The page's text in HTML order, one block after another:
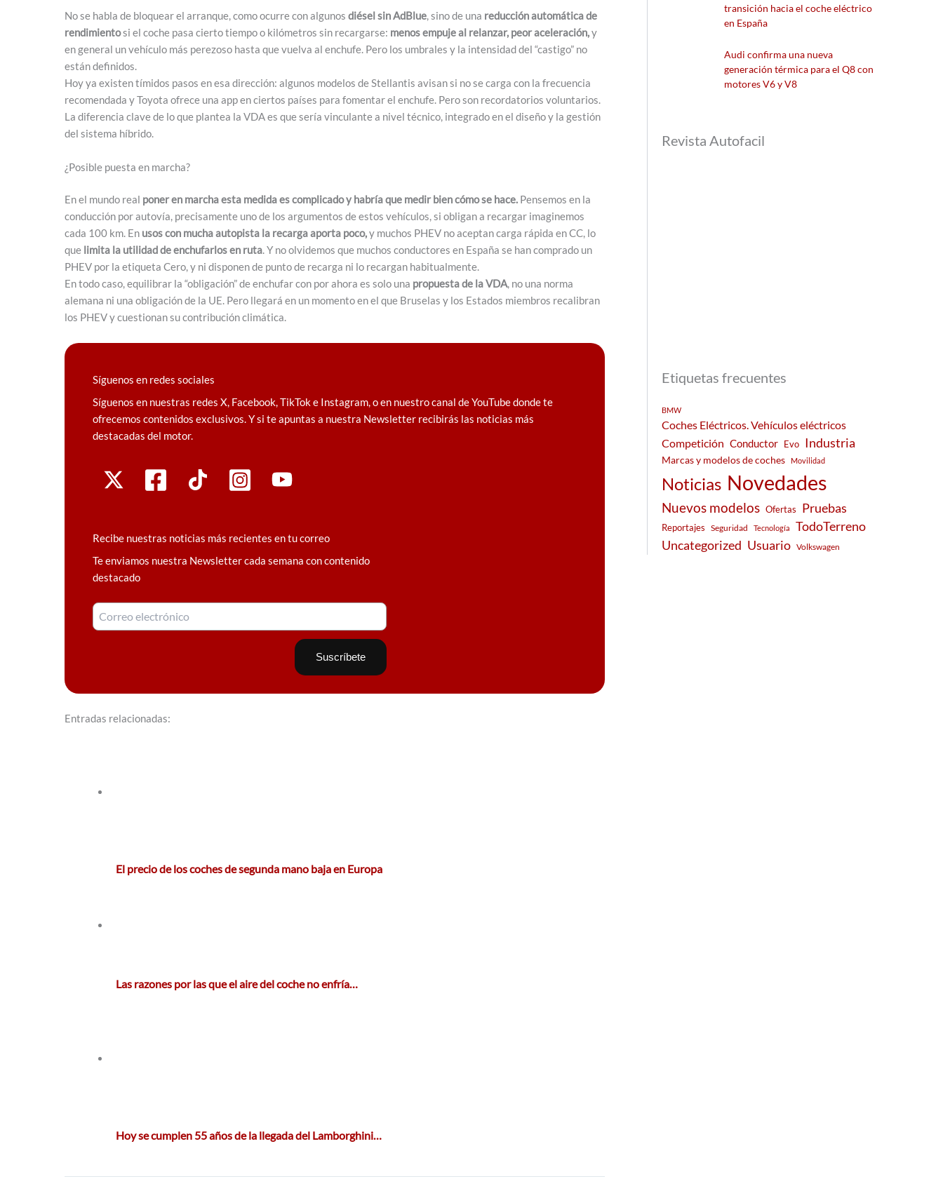
No se habla de bloquear el arranque, como ocurre con algunos diésel sin AdBlue, sino de una reducción automática de
rendimientosi el coche pasa cierto tiempo o kilómetros sin recargarse: menos empuje al relanzar, peor aceleración,y
en general un vehículo más perezoso hasta que vuelva al enchufe. Pero los umbrales y la intensidad del “castigo” no
están definidos.
Hoy ya existen tímidos pasos en esa dirección: algunos modelos de Stellantis avisan si no se carga con la frecuencia
recomendada y Toyota ofrece una app en ciertos países para fomentar el enchufe. Pero son recordatorios voluntarios.
La diferencia clave de lo que plantea la VDA es que sería vinculante a nivel técnico, integrado en el diseño y la gestión
del sistema híbrido.
¿Posible puesta en marcha?
En el mundo real poner en marcha esta medida es complicado y habría que medir bien cómo se hace. Pensemos en la
conducción por autovía, precisamente uno de los argumentos de estos vehículos, si obligan a recargar imaginemos
cada 100 km. En usos con mucha autopista la recarga aporta poco,y muchos PHEV no aceptan carga rápida en CC, lo
que limita la utilidad de enchufarlos en ruta. Y no olvidemos que muchos conductores en España se han comprado un
PHEV por la etiqueta Cero, y ni disponen de punto de recarga ni lo recargan habitualmente.
En todo caso, equilibrar la “obligación” de enchufar con por ahora es solo una propuesta de la VDA, no una norma
alemana ni una obligación de la UE. Pero llegará en un momento en el que Bruselas y los Estados miembros recalibran
los PHEV y cuestionan su contribución climática.
Síguenos en redes sociales
Síguenos en nuestras redes X, Facebook, TikTok e Instagram, o en nuestro canal de YouTube donde te
ofrecemos contenidos exclusivos. Y si te apuntas a nuestra Newsletter recibirás las noticias más
destacadas del motor.
Recibe nuestras noticias más recientes en tu correo
Te enviamos nuestra Newsletter cada semana con contenido
destacado
Entradas relacionadas:
El precio de los coches de segunda mano baja en Europa
Las razones por las que el aire del coche no enfría…
Hoy se cumplen 55 años de la llegada del Lamborghini…
transición hacia el coche eléctrico
en España
Audi confirma una nueva
generación térmica para el Q8 con
motores V6 y V8
Revista Autofacil
Etiquetas frecuentes
BMW
Coches Eléctricos. Vehículos eléctricos
Competición Conductor Evo Industria
Marcas y modelos de coches Movilidad
Noticias Novedades
Nuevos modelos Ofertas Pruebas
Reportajes Seguridad Tecnología
TodoTerreno
Uncategorized Usuario Volkswagen